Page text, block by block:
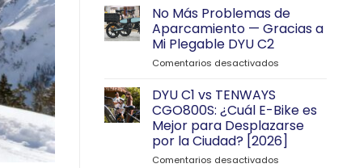
No Más Problemas de
Aparcamiento — Gracias a
Mi Plegable DYU C2
Comentarios desactivados
Problemas
de
Aparcamiento
—
DYU C1 vs TENWAYS
CGO800S: ¿Cuál E-Bike es
Mejor para Desplazarse
por la Ciudad? [2026]
Comentarios desactivados